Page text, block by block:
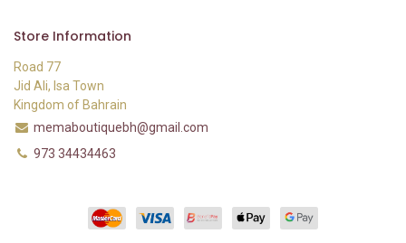
Store Information
Road 77
Jid Ali, Isa Town
Kingdom of Bahrain
memaboutiquebh@gmail.com
973 34434463